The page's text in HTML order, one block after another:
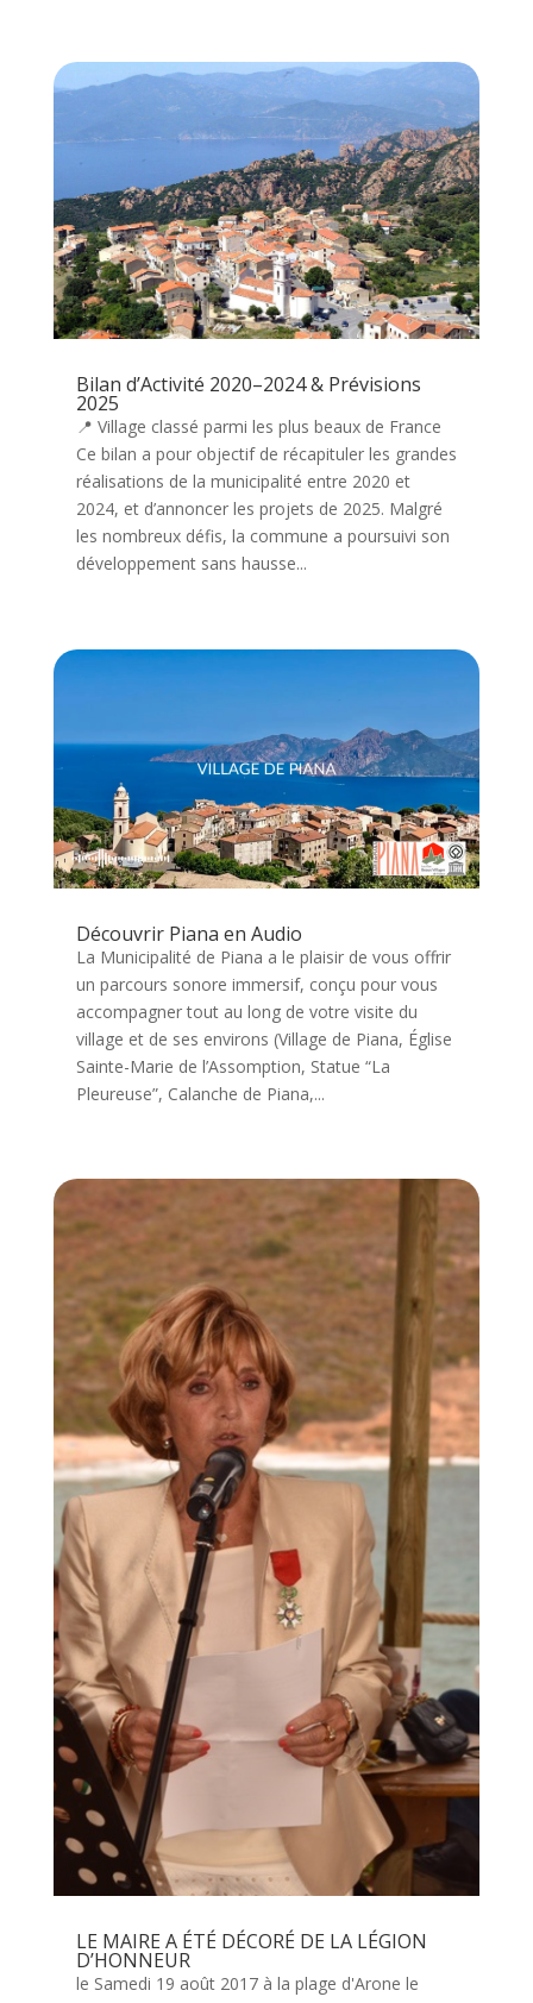
Bilan d’Activité 2020–2024 & Prévisions
2025
📍 Village classé parmi les plus beaux de France
Ce bilan a pour objectif de récapituler les grandes
réalisations de la municipalité entre 2020 et
2024, et d’annoncer les projets de 2025. Malgré
les nombreux défis, la commune a poursuivi son
développement sans hausse...
Découvrir Piana en Audio
La Municipalité de Piana a le plaisir de vous offrir
un parcours sonore immersif, conçu pour vous
accompagner tout au long de votre visite du
village et de ses environs (Village de Piana, Église
Sainte-Marie de l’Assomption, Statue “La
Pleureuse”, Calanche de Piana,...
LE MAIRE A ÉTÉ DÉCORÉ DE LA LÉGION
D’HONNEUR
le Samedi 19 août 2017 à la plage d'Arone le